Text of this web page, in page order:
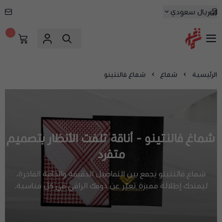
ريال سعودي
شماغ شوب | أفضل متجر شماغ في السعودية
الرئيسية شماغ شماغ فالنتينو
شماغ فالنتينو - أناقة تلفت الأنظار بتصميم
متفرد
شماغ فالنتينو يجمع بين التفاصيل الدقيقة والخامة الفاخرة،
ليمنحك إطلالة مميزة تعبّر عن ذوقك الراقي في كل مناسبة.